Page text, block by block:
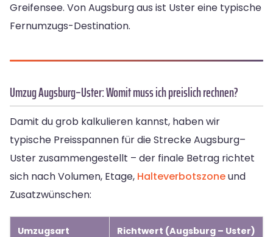
Greifensee. Von Augsburg aus ist Uster eine typische
Fernumzugs-Destination.
Umzug Augsburg–Uster: Womit muss ich preislich rechnen?
Damit du grob kalkulieren kannst, haben wir
typische Preisspannen für die Strecke Augsburg–
Uster zusammengestellt – der finale Betrag richtet
sich nach Volumen, Etage, Halteverbotszoneund
Zusatzwünschen:
Umzugsart Richtwert (Augsburg – Uster)